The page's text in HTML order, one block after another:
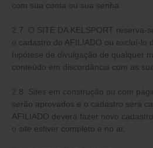
com sua conta ou sua senha.
2.7. O SITE DA KELSPORT reserva-
o cadastro do AFILIADO ou excluí-lo
hipótese de divulgação de qualquer
conteúdo em discordância com as
2.8. Sites em construção ou com
serão aprovados e o cadastro será
AFILIADO deverá fazer novo
o site estiver completo e no ar.